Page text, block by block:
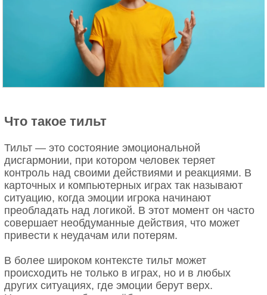
Что такое тильт
Тильт — это состояние эмоциональной
дисгармонии, при котором человек теряет
контроль над своими действиями и реакциями. В
карточных и компьютерных играх так называют
ситуацию, когда эмоции игрока начинают
преобладать над логикой. В этот момент он часто
совершает необдуманные действия, что может
привести к неудачам или потерям.
В более широком контексте тильт может
происходить не только в играх, но и в любых
других ситуациях, где эмоции берут верх.